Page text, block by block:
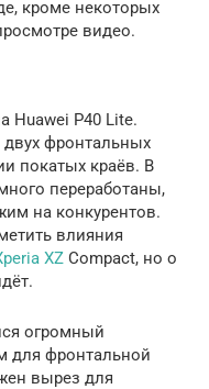
кроме некоторых
видео.
Huawei P40 Lite.
фронтальных
покатых краёв. В
переработаны,
на конкурентов.
влияния
XZ Compact, но о
огромный
для фронтальной
вырез для